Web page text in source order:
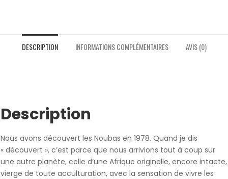
DESCRIPTION INFORMATIONS COMPLÉMENTAIRES AVIS (0)
Description
Nous avons découvert les Noubas en 1978. Quand je dis
« découvert », c’est parce que nous arrivions tout à coup sur
une autre planète, celle d’une Afrique originelle, encore intacte,
vierge de toute acculturation, avec la sensation de vivre les